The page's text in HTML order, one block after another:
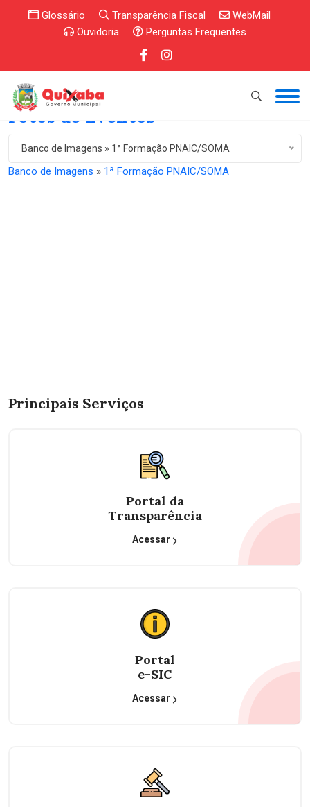
Glossário Transparência Fiscal
WebMail
Ouvidoria
Perguntas Frequentes
Fotos de Eventos
Banco de Imagens » 1ª Formação PNAIC/SOMA
Banco de Imagens » 1ª Formação PNAIC/SOMA
Principais Serviços
Portal da
Transparência
Acessar
Portal
e-SIC
Acessar